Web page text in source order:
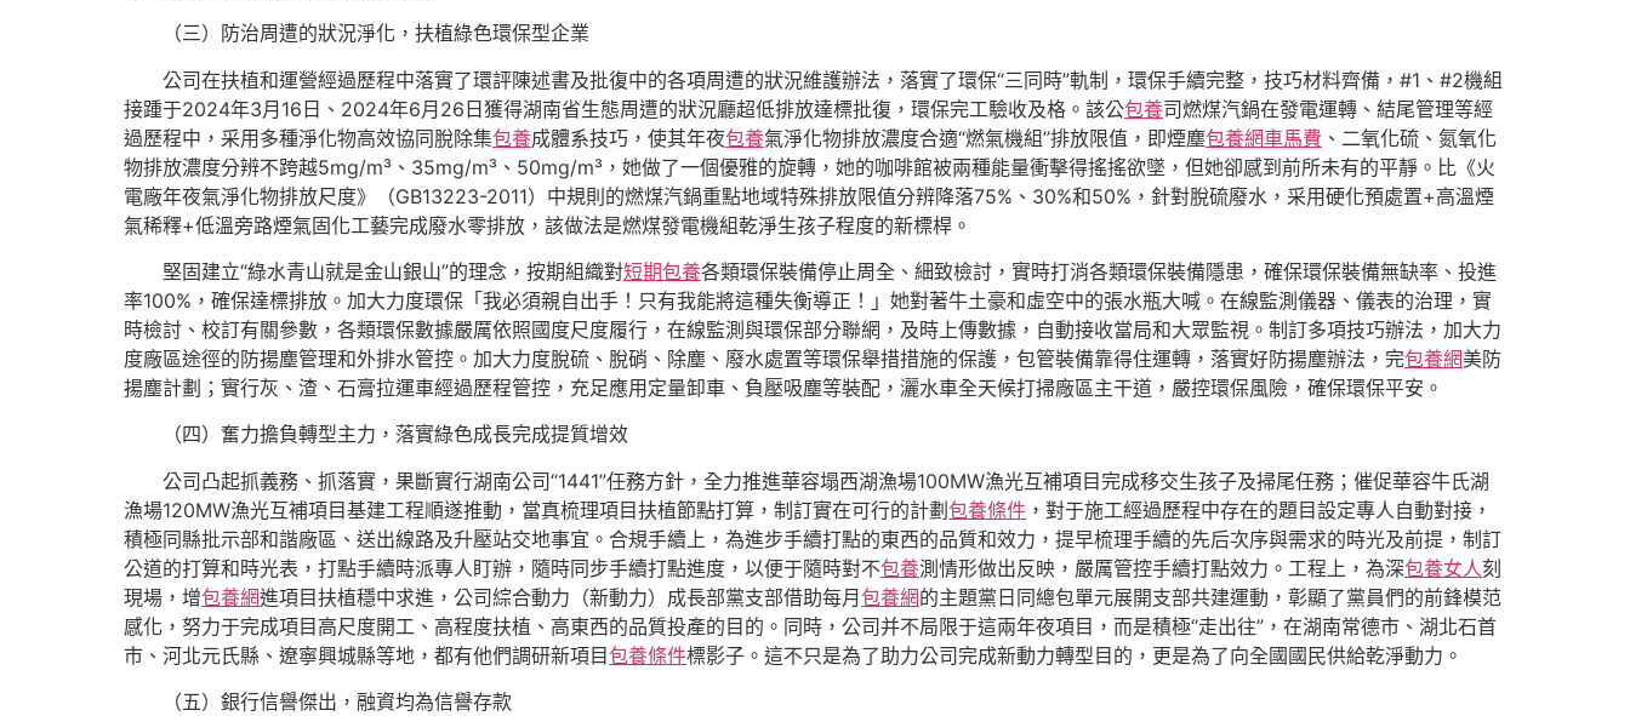
（三）防治周遭的狀況淨化，扶植綠色環保型企業
公司在扶植和運營經過歷程中落實了環評陳述書及批復中的各項周遭的狀況維護辦法，落實了環保“三同時”軌制，環保手續完整，技巧材料齊備，#1、#2機組
接踵于2024年3月16日、2024年6月26日獲得湖南省生態周遭的狀況廳超低排放達標批復，環保完工驗收及格。該公包養司燃煤汽鍋在發電運轉、結尾管理等經
過歷程中，采用多種淨化物高效協同脫除集包養成體系技巧，使其年夜包養氣淨化物排放濃度合適“燃氣機組”排放限值，即煙塵包養網車馬費 、二氧化硫、氮氧化
物排放濃度分辨不跨越5mg/m³、35mg/m³、50mg/m³，她做了一個優雅的旋轉，她的咖啡館被兩種能量衝擊得搖搖欲墜，但她卻感到前所未有的平靜。比《火
電廠年夜氣淨化物排放尺度》（GB13223-2011）中規則的燃煤汽鍋重點地域特殊排放限值分辨降落75%、30%和50%，針對脫硫廢水，采用硬化預處置+高溫煙
氣稀釋+低溫旁路煙氣固化工藝完成廢水零排放，該做法是燃煤發電機組乾淨生孩子程度的新標桿。
堅固建立“綠水青山就是金山銀山”的理念，按期組織對短期包養各類環保裝備停止周全、細致檢討，實時打消各類環保裝備隱患，確保環保裝備無缺率、投進
率100%，確保達標排放。加大力度環保「我必須親自出手！只有我能將這種失衡導正！」她對著牛土豪和虛空中的張水瓶大喊。在線監測儀器、儀表的治理，實
時檢討、校訂有關參數，各類環保數據嚴厲依照國度尺度履行，在線監測與環保部分聯網，及時上傳數據，自動接收當局和大眾監視。制訂多項技巧辦法，加大力
度廠區途徑的防揚塵管理和外排水管控。加大力度脫硫、脫硝、除塵、廢水處置等環保舉措措施的保護，包管裝備靠得住運轉，落實好防揚塵辦法，完包養網美防
揚塵計劃；實行灰、渣、石膏拉運車經過歷程管控，充足應用定量卸車、負壓吸塵等裝配，灑水車全天候打掃廠區主干道，嚴控環保風險，確保環保平安。
（四）奮力擔負轉型主力，落實綠色成長完成提質增效
公司凸起抓義務、抓落實，果斷實行湖南公司“1441”任務方針，全力推進華容塌西湖漁場100MW漁光互補項目完成移交生孩子及掃尾任務；催促華容牛氏湖
漁場120MW漁光互補項目基建工程順遂推動，當真梳理項目扶植節點打算，制訂實在可行的計劃包養條件 ，對于施工經過歷程中存在的題目設定專人自動對接，
積極同縣批示部和諧廠區、送出線路及升壓站交地事宜。合規手續上，為進步手續打點的東西的品質和效力，提早梳理手續的先后次序與需求的時光及前提，制訂
公道的打算和時光表，打點手續時派專人盯辦，隨時同步手續打點進度，以便于隨時對不包養測情形做出反映，嚴厲管控手續打點效力。工程上，為深包養女人刻
現場，增包養網進項目扶植穩中求進，公司綜合動力（新動力）成長部黨支部借助每月包養網的主題黨日同總包單元展開支部共建運動，彰顯了黨員們的前鋒模范
感化，努力于完成項目高尺度開工、高程度扶植、高東西的品質投產的目的。同時，公司并不局限于這兩年夜項目，而是積極“走出往”，在湖南常德市、湖北石首
市、河北元氏縣、遼寧興城縣等地，都有他們調研新項目包養條件標影子。這不只是為了助力公司完成新動力轉型目的，更是為了向全國國民供給乾淨動力。
（五）銀行信譽傑出，融資均為信譽存款